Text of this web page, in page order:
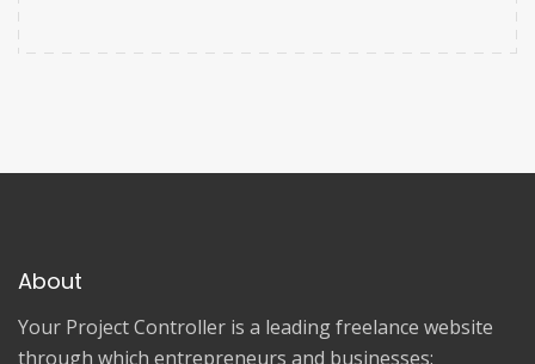
About
Your Project Controller is a leading freelance website
through which entrepreneurs and businesses: